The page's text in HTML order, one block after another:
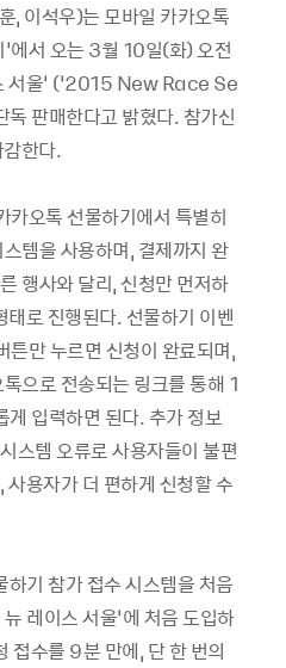
, 이석우)는 모바일 카카오톡
’에서 오는 3월 10일(화)오전
서울’ (‘2015 New Race Se
독 판매한다고 밝혔다. 참가신
한다.
카오톡 선물하기에서 특별히
템을 사용하며, 결제까지 완
행사와 달리,신청만 먼저하
태로 진행된다.선물하기 이벤
튼만 누르면 신청이 완료되며,
으로 전송되는 링크를 통해 1
게 입력하면 된다.추가 정보
스템 오류로 사용자들이 불편
,사용자가 더 편하게 신청할 수
하기 참가 접수 시스템을 처음
뉴 레이스 서울’에 처음 도입하
접수를 9분 만에, 단 한 번의